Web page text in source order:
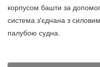
корпусом башти за
система з'єднана з
палубою судна.